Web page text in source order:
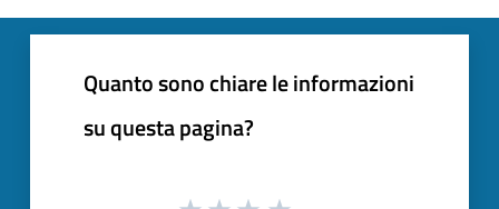
Quanto sono chiare le informazioni
su questa pagina?